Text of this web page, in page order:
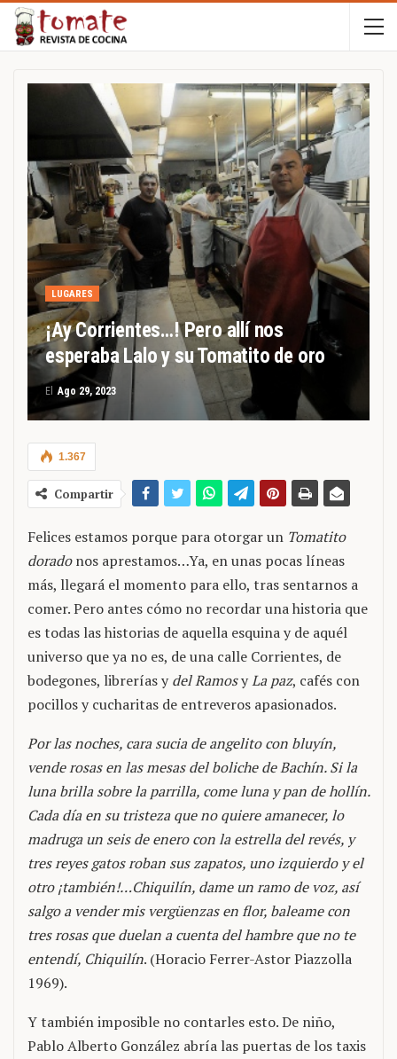
LUGARES
¡Ay Corrientes…! Pero allí nos
esperaba Lalo y su Tomatito de oro
El Ago 29, 2023
1.367
Compartir
Felices estamos porque para otorgar un Tomatito
doradonos aprestamos…Ya, en unas pocas líneas
más, llegará el momento para ello, tras sentarnos a
comer. Pero antes cómo no recordar una historia que
es todas las historias de aquella esquina y de aquél
universo que ya no es, de una calle Corrientes, de
bodegones, librerías ydel RamosyLa paz, cafés con
pocillos y cucharitas de entreveros apasionados.
Por las noches, cara sucia de angelito con bluyín,
vende rosas en las mesas del boliche de Bachín. Si la
luna brilla sobre la parrilla, come luna y pan de hollín.
Cada día en su tristeza que no quiere amanecer, lo
madruga un seis de enero con la estrella del revés, y
tres reyes gatos roban sus zapatos, uno izquierdo y el
otro ¡también!…Chiquilín, dame un ramo de voz, así
salgo a vender mis vergüenzas en flor, baleame con
tres rosas que duelan a cuenta del hambre que no te
entendí, Chiquilín. (Horacio Ferrer-Astor Piazzolla
1969).
Y también imposible no contarles esto. De niño,
Pablo Alberto González abría las puertas de los taxis